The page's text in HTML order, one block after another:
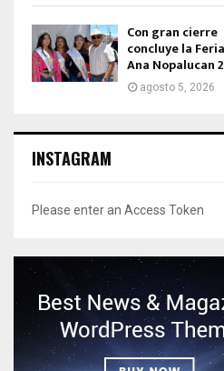
Con gran cierre
concluye la
Ana Nopalucan
agosto 5, 2026
INSTAGRAM
Please enter an Access Token